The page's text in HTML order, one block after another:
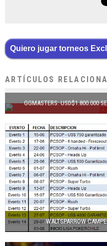
Quiero jugar torneos
ARTÍCULOS
GGMASTERS: USD$1.800.000
WALTSPARROW